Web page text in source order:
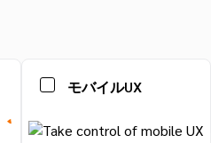
モバイルUX